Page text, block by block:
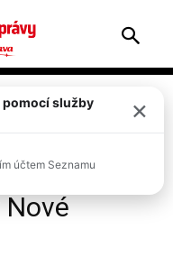
měli
k jiné
pomocí služby
×
účtem Seznamu